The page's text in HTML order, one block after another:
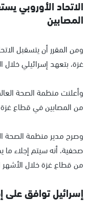
الاتحاد الأوروبي
المصابين
ومن المقرر أن يتسقبل
غزة، بتعهد إسرائيلي خلال
وأعلنت منظمة الصحة
من المصابين في قطاع غزة
وصرح مدير منظمة الصحة
صحفية، أنه سيتم إجلاء
من قطاع غزة خلال الأشهر
إسرائيل توافق